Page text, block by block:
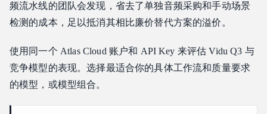
频流水线的团队会发现，省去了单独音频采购和手动场景
检测的成本，足以抵消其相比廉价替代方案的溢价。
使用同一个 Atlas Cloud 账户和 API Key 来评估 Vidu Q3 与
竞争模型的表现。选择最适合你的具体工作流和质量要求
的模型，或模型组合。